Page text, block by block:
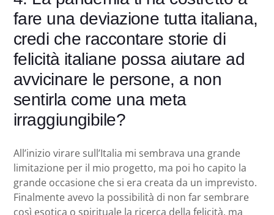
fare una deviazione tutta italiana,
credi che raccontare storie di
felicità italiane possa aiutare ad
avvicinare le persone, a non
sentirla come una meta
irraggiungibile?
All’inizio virare sull’Italia mi sembrava una grande
limitazione per il mio progetto, ma poi ho capito la
grande occasione che si era creata da un imprevisto.
Finalmente avevo la possibilità di non far sembrare
così esotica o spirituale la ricerca della felicità, ma